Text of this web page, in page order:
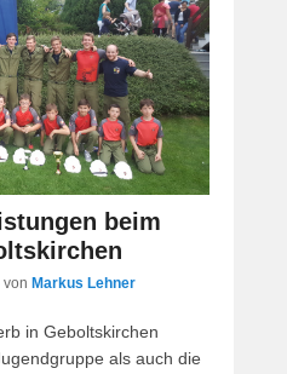
beim
von Markus Lehner
in Geboltskirchen
als auch die